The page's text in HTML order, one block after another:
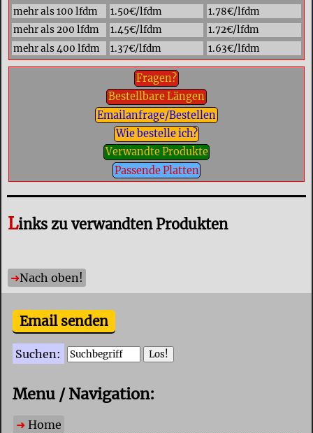
mehr als 100 lfdm
1.50€/lfdm
1.78€/lfdm
mehr als 200 lfdm
1.45€/lfdm
1.72€/lfdm
mehr als 400 lfdm
1.37€/lfdm 1.63€/lfdm
Fragen?
Bestellbare Längen
Emailanfrage/Bestellen
Wie bestelle ich?
Verwandte Produkte
Passende Platten
Links zu verwandten Produkten
Nach oben!
Email senden
Suchen:
Menu / Navigation:
Home